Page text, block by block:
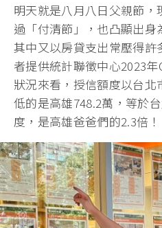
明天就是八月八日父親節
過「付清節」，也凸顯出身
其中又以房貸支出常壓得許
者提供統計聯徵中心2023
狀況來看，授信額度以台北
低的是高雄748.2萬，等於
度，是高雄爸爸們的2.3倍！